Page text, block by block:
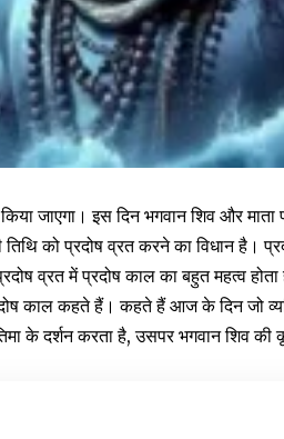
जाएगा। इस दिन भगवान शिव और माता
को प्रदोष व्रत करने का विधान है।
व्रत में प्रदोष काल का बहुत महत्व
काल कहते हैं। कहते हैं आज के दिन जो
के दर्शन करता है, उसपर भगवान शिव की